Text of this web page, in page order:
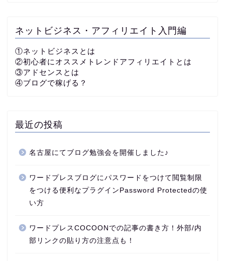
ネットビジネス・アフィリエイト入門編
①ネットビジネスとは
②初心者にオススメトレンドアフィリエイトとは
③アドセンスとは
④ブログで稼げる？
最近の投稿
名古屋にてブログ勉強会を開催しました♪
ワードプレスブログにパスワードをつけて閲覧制限
をつける便利なプラグインPassword Protectedの使
い方
ワードプレスCOCOONでの記事の書き方！外部/内
部リンクの貼り方の注意点も！